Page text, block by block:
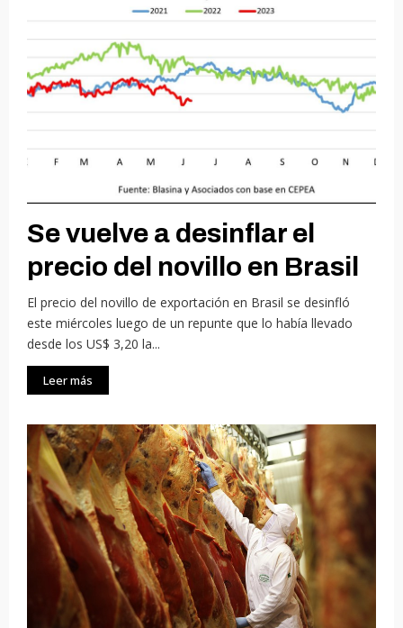
Se vuelve a desinflar el
precio del novillo en Brasil
El precio del novillo de exportación en Brasil se desinfló
este miércoles luego de un repunte que lo había llevado
desde los US$ 3,20 la...
Leer más